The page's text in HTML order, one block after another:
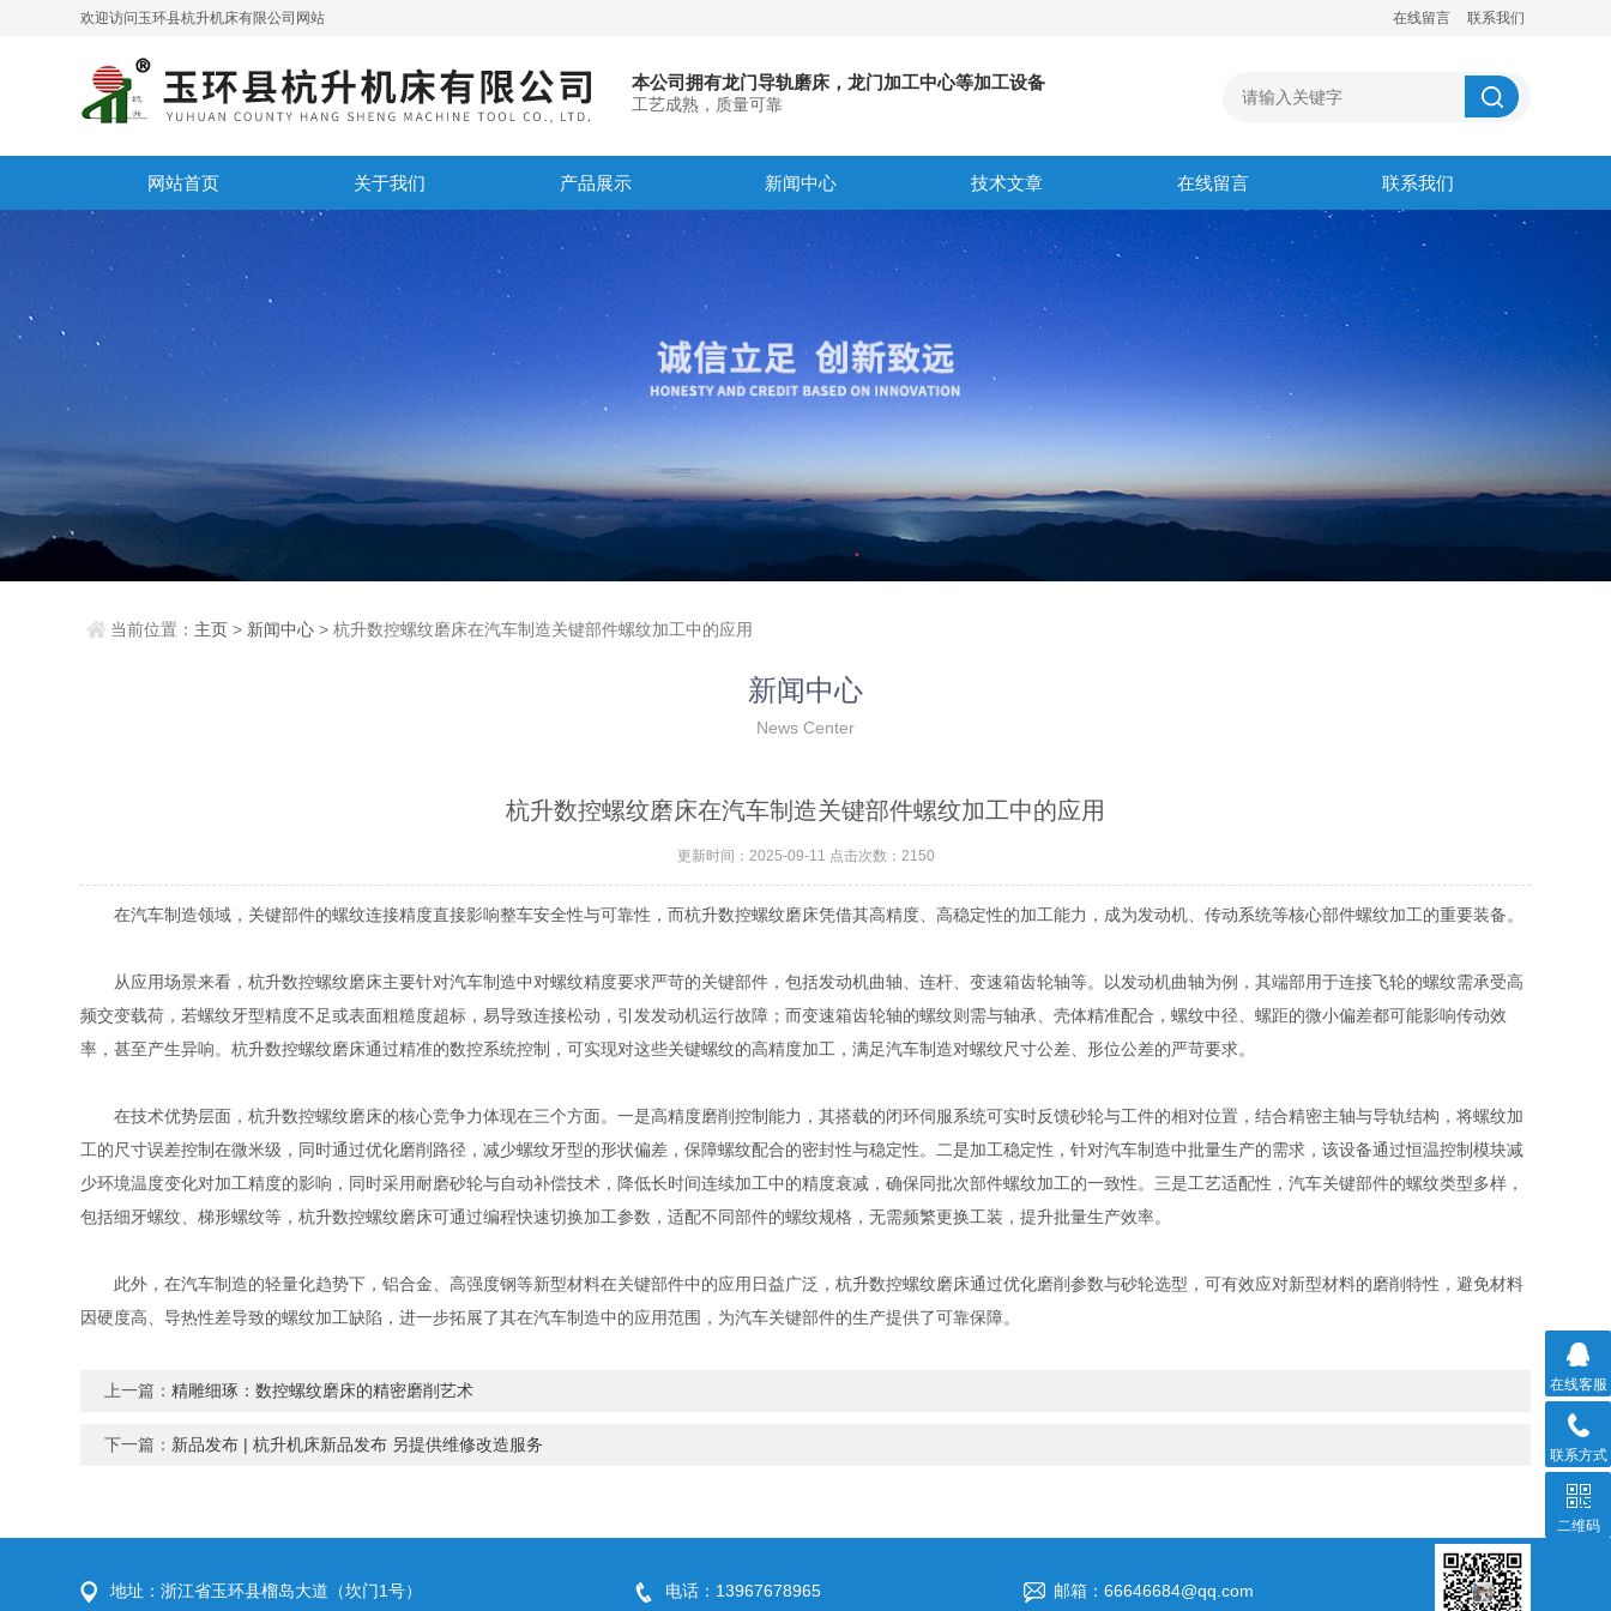
欢迎访问玉环县杭升机床有限公司网站 在线留言 联系我们
本公司拥有龙门导轨磨床，龙门加工中心等加工设备
工艺成熟，质量可靠
网站首页 关于我们 产品展示 新闻中心 技术文章 在线留言 联系我们
当前位置： 主页 > 新闻中心 > 杭升数控螺纹磨床在汽车制造关键部件螺纹加工中的应用
新闻中心
News Center
杭升数控螺纹磨床在汽车制造关键部件螺纹加工中的应用
更新时间：2025-09-11 点击次数：2150
在汽车制造领域，关键部件的螺纹连接精度直接影响整车安全性与可靠性，而杭升数控螺纹磨床凭借其高精度、高稳定性的加工能力，成为发动机、传动系统等核心部件螺纹加工的重要装备。
从应用场景来看，杭升数控螺纹磨床主要针对汽车制造中对螺纹精度要求严苛的关键部件，包括发动机曲轴、连杆、变速箱齿轮轴等。以发动机曲轴为例，其端部用于连接飞轮的螺纹需承受高
频交变载荷，若螺纹牙型精度不足或表面粗糙度超标，易导致连接松动，引发发动机运行故障；而变速箱齿轮轴的螺纹则需与轴承、壳体精准配合，螺纹中径、螺距的微小偏差都可能影响传动效
率，甚至产生异响。杭升数控螺纹磨床通过精准的数控系统控制，可实现对这些关键螺纹的高精度加工，满足汽车制造对螺纹尺寸公差、形位公差的严苛要求。
在技术优势层面，杭升数控螺纹磨床的核心竞争力体现在三个方面。一是高精度磨削控制能力，其搭载的闭环伺服系统可实时反馈砂轮与工件的相对位置，结合精密主轴与导轨结构，将螺纹加
工的尺寸误差控制在微米级，同时通过优化磨削路径，减少螺纹牙型的形状偏差，保障螺纹配合的密封性与稳定性。二是加工稳定性，针对汽车制造中批量生产的需求，该设备通过恒温控制模块减
少环境温度变化对加工精度的影响，同时采用耐磨砂轮与自动补偿技术，降低长时间连续加工中的精度衰减，确保同批次部件螺纹加工的一致性。三是工艺适配性，汽车关键部件的螺纹类型多样，
包括细牙螺纹、梯形螺纹等，杭升数控螺纹磨床可通过编程快速切换加工参数，适配不同部件的螺纹规格，无需频繁更换工装，提升批量生产效率。
此外，在汽车制造的轻量化趋势下，铝合金、高强度钢等新型材料在关键部件中的应用日益广泛，杭升数控螺纹磨床通过优化磨削参数与砂轮选型，可有效应对新型材料的磨削特性，避免材料
因硬度高、导热性差导致的螺纹加工缺陷，进一步拓展了其在汽车制造中的应用范围，为汽车关键部件的生产提供了可靠保障。
上一篇：精雕细琢：数控螺纹磨床的精密磨削艺术
下一篇： 新品发布 | 杭升机床新品发布 另提供维修改造服务
地址：浙江省玉环县榴岛大道（坎门1号） 电话：13967678965 邮箱：66646684@qq.com
在线客服
联系方式
二维码